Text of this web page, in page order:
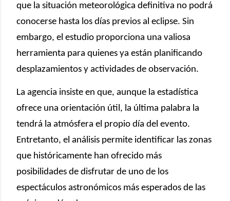
que la situación meteorológica definitiva no podrá
conocerse hasta los días previos al eclipse. Sin
embargo, el estudio proporciona una valiosa
herramienta para quienes ya están planificando
desplazamientos y actividades de observación.
La agencia insiste en que, aunque la estadística
ofrece una orientación útil, la última palabra la
tendrá la atmósfera el propio día del evento.
Entretanto, el análisis permite identificar las zonas
que históricamente han ofrecido más
posibilidades de disfrutar de uno de los
espectáculos astronómicos más esperados de las